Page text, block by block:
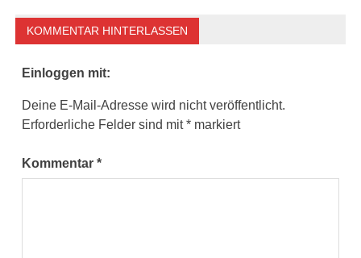
KOMMENTAR HINTERLASSEN
Einloggen mit:
Deine E-Mail-Adresse wird nicht veröffentlicht.
Erforderliche Felder sind mit* markiert
Kommentar*